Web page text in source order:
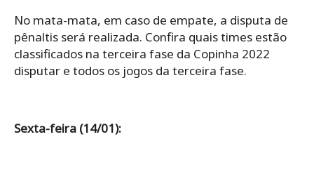
No mata-mata, em caso de empate, a disputa de
pênaltis será realizada. Confira quais times estão
classificados na terceira fase da Copinha 2022
disputar e todos os jogos da terceira fase.
Sexta-feira (14/01):